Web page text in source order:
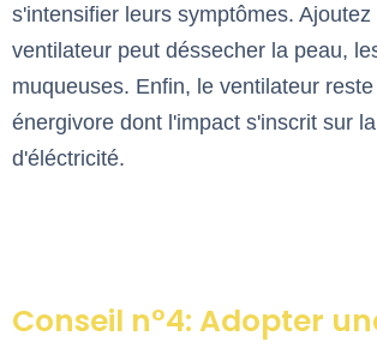
s'intensifier leurs symptômes.
ventilateur peut déssecher la peau,
muqueuses. Enfin, le ventilateur
énergivore dont l'impact s'inscrit sur
d'éléctricité.
Conseil n°4: Adopter